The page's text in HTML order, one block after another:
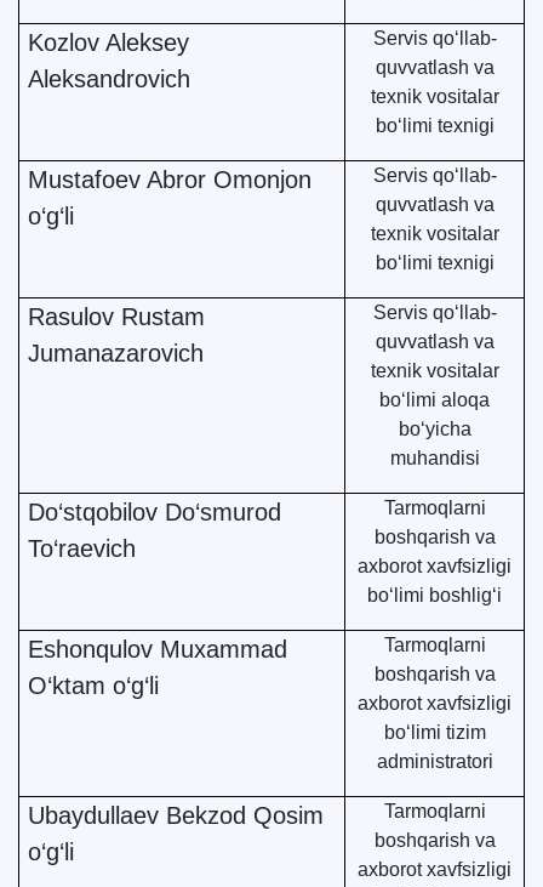
Kozlov Aleksey
Aleksandrovich
Servis qo‘llab-
quvvatlash va
texnik vositalar
bo‘limi texnigi
Mustafoev Abror Omonjon
o‘g‘li
Servis qo‘llab-
quvvatlash va
texnik vositalar
bo‘limi texnigi
Rasulov Rustam
Jumanazarovich
Servis qo‘llab-
quvvatlash va
texnik vositalar
bo‘limi aloqa
bo‘yicha
muhandisi
Do‘stqobilov Do‘smurod
To‘raevich
Tarmoqlarni
boshqarish va
axborot xavfsizligi
bo‘limi boshlig‘i
Eshonqulov Muxammad
O‘ktam o‘g‘li
Tarmoqlarni
boshqarish va
axborot xavfsizligi
bo‘limi tizim
administratori
Ubaydullaev Bekzod Qosim
o‘g‘li
Tarmoqlarni
boshqarish va
axborot xavfsizligi